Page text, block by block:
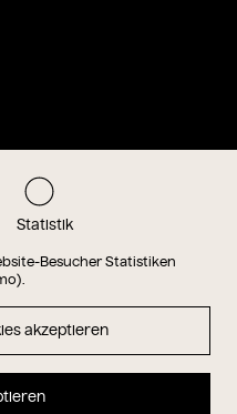
Statistik
Besucher Statistiken
akzeptieren